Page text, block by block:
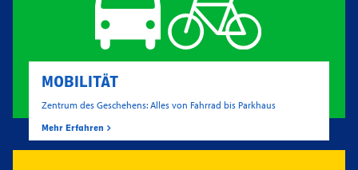
MOBILITÄT
Zentrum des Geschehens: Alles von Fahrrad bis Parkhaus
Mehr Erfahren